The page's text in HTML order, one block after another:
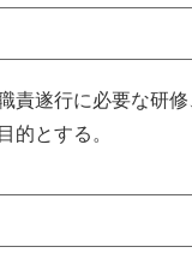
責遂行に必要な研
的とする。